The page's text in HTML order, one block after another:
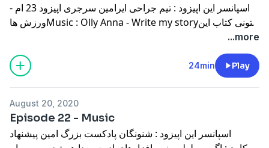
اسپانسر این اپیزود : تیم جراحی ایرامین سرجری اپیزود 23 ام -
ورزش هاMusic : Olly Anna - Write my storyمیتونی کتاب این
اپیزود رو از اینجا تهیه کنی-----------------------اسپانسر: تیم جراحی
ایرامینبزرگترین و مجرب ترین تیم جراحی زیبایی تهرانمشاوره و
ویزیت در واتساپ : 09359925717بهترین جراحی های زیبایی
توسط تیم حرفه ایساخت اندام و چهره رویایی خود را به ما
این پایین اینستاگرام تلگرام یوتیوب توییتر-----------------------
حمایت مالی از پادکست:(Iran) از داخل ایران(Iran & Foreign)
از خارج از ایران
...more
24min Play
August 20, 2020
Episode 22 - Music
اسپانسر این اپیزود : شنونگان پادکست بزرگ امین پیشنهاد